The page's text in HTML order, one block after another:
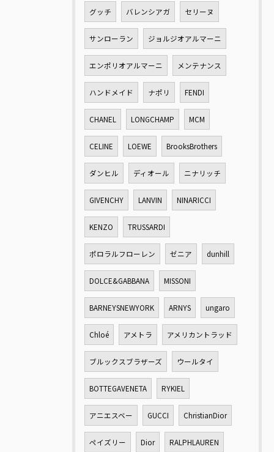
グッチ バレンシアガ セリーヌ
サンローラン ジョルジオアルマーニ
エンポリオアルマーニ メンテナンス
ハンドメイド ナポリ FENDI
CHANEL LONGCHAMP MCM
CELINE LOEWE BrooksBrothers
ダンヒル ディオール ニナリッチ
GIVENCHY LANVIN NINARICCI
KENZO TRUSSARDI
ポロラルフローレン ゼニア dunhill
DOLCE&GABBANA MISSONI
BARNEYSNEWYORK ARNYS ungaro
Chloé アメトラ アメリカントラッド
ブルックスブラザーズ ウールタイ
BOTTEGAVENETA RYKIEL
アニエスベー GUCCI ChristianDior
ペイズリー Dior RALPHLAUREN